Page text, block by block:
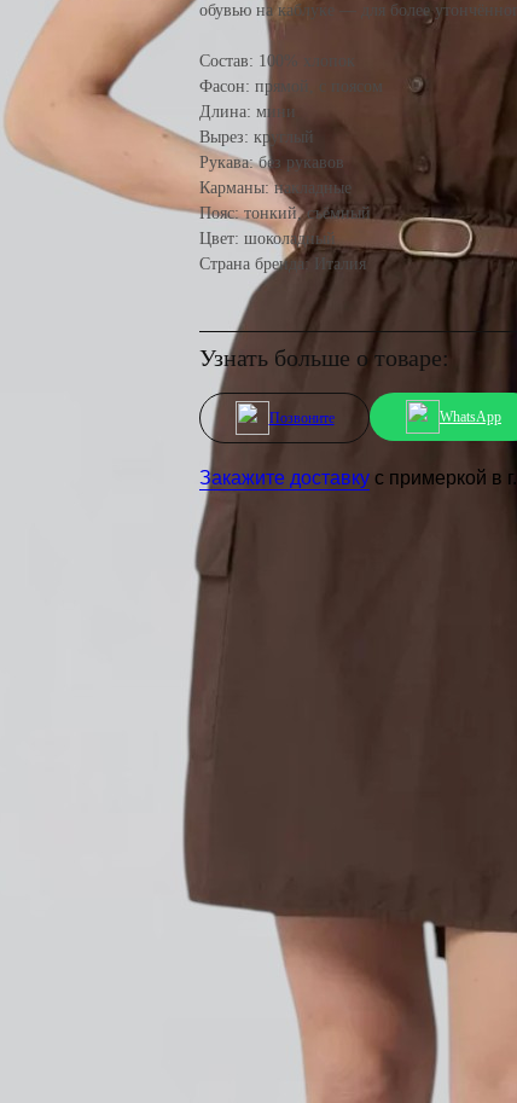
обувью на каблуке — для более
Состав: 100% хлопок
Фасон: прямой, с поясом
Длина: мини
Вырез: круглый
Рукава: без рукавов
Карманы: накладные
Пояс: тонкий, съёмный
Цвет: шоколадный
Страна бренда: Италия
Узнать больше о товаре:
Позвоните WhatsApp
Закажите доставку с примеркой в